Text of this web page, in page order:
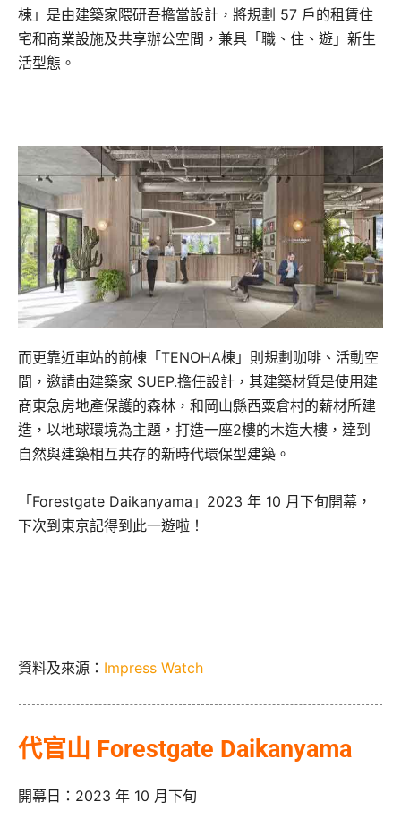
棟」是由建築家隈研吾擔當設計，將規劃 57 戶的租賃住
宅和商業設施及共享辦公空間，兼具「職、住、遊」新生
活型態。
而更靠近車站的前棟「TENOHA棟」則規劃咖啡、活動空
間，邀請由建築家 SUEP.擔任設計，其建築材質是使用建
商東急房地產保護的森林，和岡山縣西粟倉村的薪材所建
造，以地球環境為主題，打造一座2樓的木造大樓，達到
自然與建築相互共存的新時代環保型建築。
「Forestgate Daikanyama」2023 年 10 月下旬開幕，
下次到東京記得到此一遊啦！
資料及來源： Impress Watch
代官山 Forestgate Daikanyama
開幕日：2023 年 10 月下旬